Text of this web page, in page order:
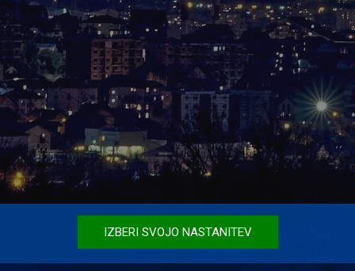
IZBERI SVOJO NASTANITEV